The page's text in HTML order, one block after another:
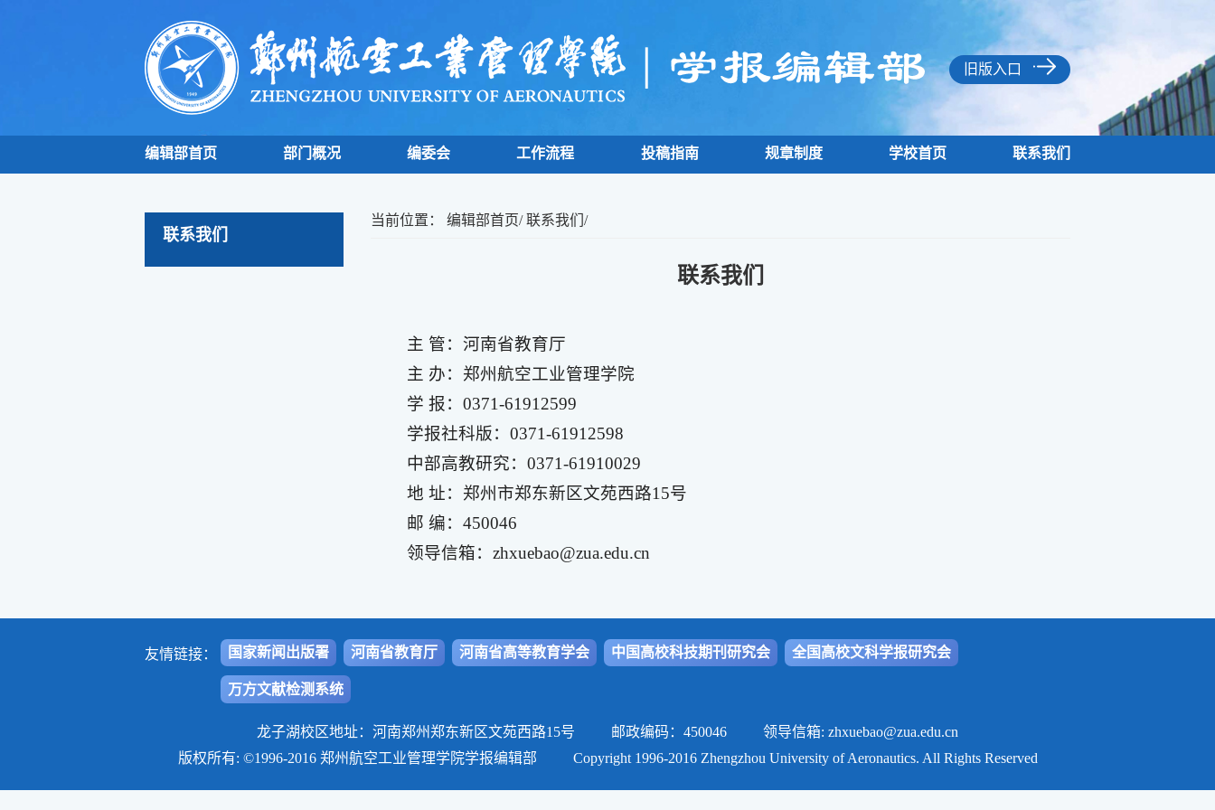
旧版入口
编辑部首页 部门概况 编委会 工作流程 投稿指南 规章制度 学校首页 联系我们
联系我们
当前位置： 编辑部首页/ 联系我们 /
联系我们
主 管：河南省教育厅
主 办：郑州航空工业管理学院
学 报：0371-61912599
学报社科版：0371-61912598
中部高教研究：0371-61910029
地 址：郑州市郑东新区文苑西路15号
邮 编：450046
领导信箱：zhxuebao@zua.edu.cn
友情链接： 国家新闻出版署 河南省教育厅 河南省高等教育学会 中国高校科技期刊研究会 全国高校文科学报研究会
万方文献检测系统
龙子湖校区地址：河南郑州郑东新区文苑西路15号 邮政编码：450046 领导信箱: zhxuebao@zua.edu.cn
版权所有: ©1996-2016 郑州航空工业管理学院学报编辑部 Copyright 1996-2016 Zhengzhou University of Aeronautics. All Rights Reserved